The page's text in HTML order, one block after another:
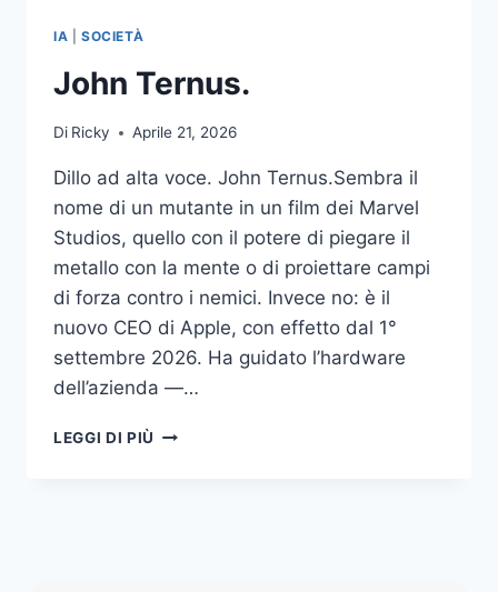
IA SOCIETÀ
John Ternus.
Di Ricky Aprile 21, 2026
Dillo ad alta voce. John Ternus.Sembra il
nome di un mutante in un film dei Marvel
Studios, quello con il potere di piegare il
metallo con la mente o di proiettare campi
di forza contro i nemici. Invece no: è il
nuovo CEO di Apple, con effetto dal 1°
settembre 2026. Ha guidato l’hardware
dell’azienda —…
LEGGI DI PIÙ JOHN